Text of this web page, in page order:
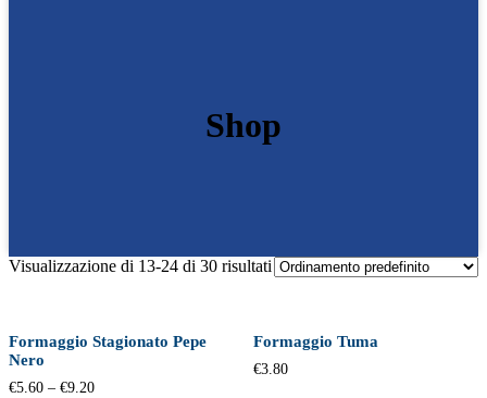
Shop
Visualizzazione di 13-24 di 30 risultati
Formaggio Stagionato Pepe
Nero
€5.60 – €9.20
Formaggio Tuma
€3.80